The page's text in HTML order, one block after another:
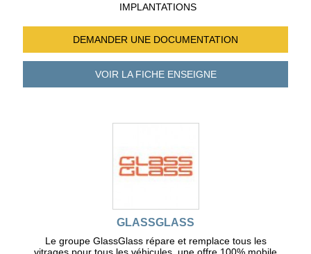
IMPLANTATIONS
DEMANDER UNE DOCUMENTATION
VOIR LA FICHEENSEIGNE
GLASSGLASS
Le groupe GlassGlass répare et remplace tous les